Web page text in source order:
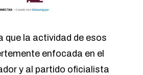
que la actividad de esos
enfocada en el
y al partido oficialista